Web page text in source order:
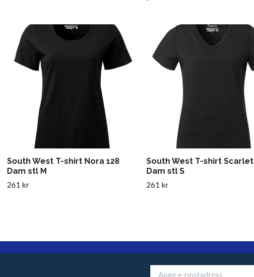
South West T-shirt Nora 128
Dam stl M
261 kr
South West T-shirt Scarlet
Dam stl S
261 kr